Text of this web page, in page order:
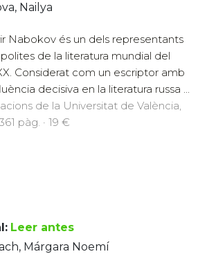
Nailya
Nabokov és un dels representants
de la literatura mundial del
Considerat com un escriptor amb
decisiva en la literatura russa ...
de la Universitat de València,
pàg. · 19 €
Leer antes
Márgara Noemí